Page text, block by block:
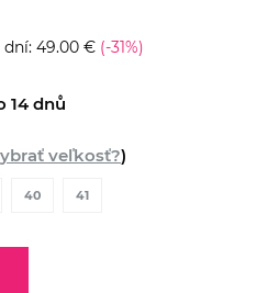
dní: 49.00 € (-31%)
14 dnů
veľkosť?)
40 41